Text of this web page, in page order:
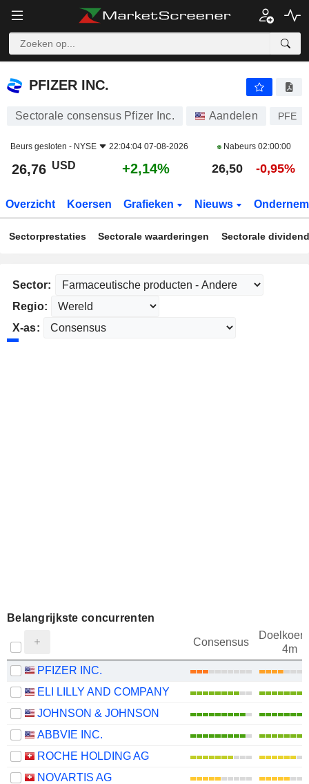
PFIZER INC.
PFIZER INC.
Sectorale consensus Pfizer Inc. Aandelen PFE
Beurs gesloten - NYSE 22:04:04 07-08-2026 Nabeurs 02:00:00
26,76 USD +2,14% 26,50 -0,95%
Overzicht Koersen Grafieken Nieuws
Sectorprestaties Sectorale waarderingen Sectorale
Sector:
Regio:
X-as:
Belangrijkste concurrenten
Consensus
4m
PFIZER INC.
ELI LILLY AND COMPANY
JOHNSON & JOHNSON
ABBVIE INC.
ROCHE HOLDING AG
NOVARTIS AG